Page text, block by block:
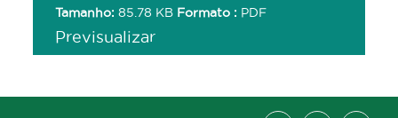
Tamanho: 85.78 KB Formato : PDF
Previsualizar